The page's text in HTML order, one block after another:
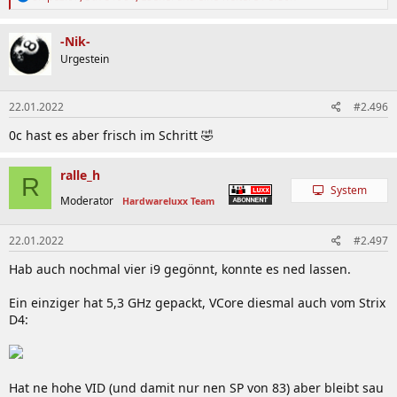
k
t
o
n
e
n
:
-Nik-
Urgestein
22.01.2022 #2.496
0c hast es aber frisch im Schritt 🤣
R ralle_h
Moderator Hardwareluxx Team
System
22.01.2022 #2.497
Hab auch nochmal vier i9 gegönnt, konnte es ned lassen.
Ein einziger hat 5,3 GHz gepackt, VCore diesmal auch vom Strix
D4:
Hat ne hohe VID (und damit nur nen SP von 83) aber bleibt sau